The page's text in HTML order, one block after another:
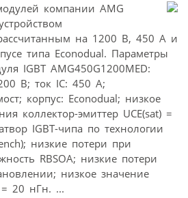
компании AMG
на 1200 В, 450 А и
типа Econodual. Параметры
IGBT AMG450G1200MED:
В; ток IC: 450 А;
корпус: Econodual; низкое
коллектор-эмиттер UCE(sat) =
IGBT-чипа по технологии
низкие потери при
RBSOA; низкие потери
низкое значение
= 20 нГн. ...